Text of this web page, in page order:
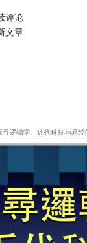
评论
文章
寻逻辑学、近代科技与易经